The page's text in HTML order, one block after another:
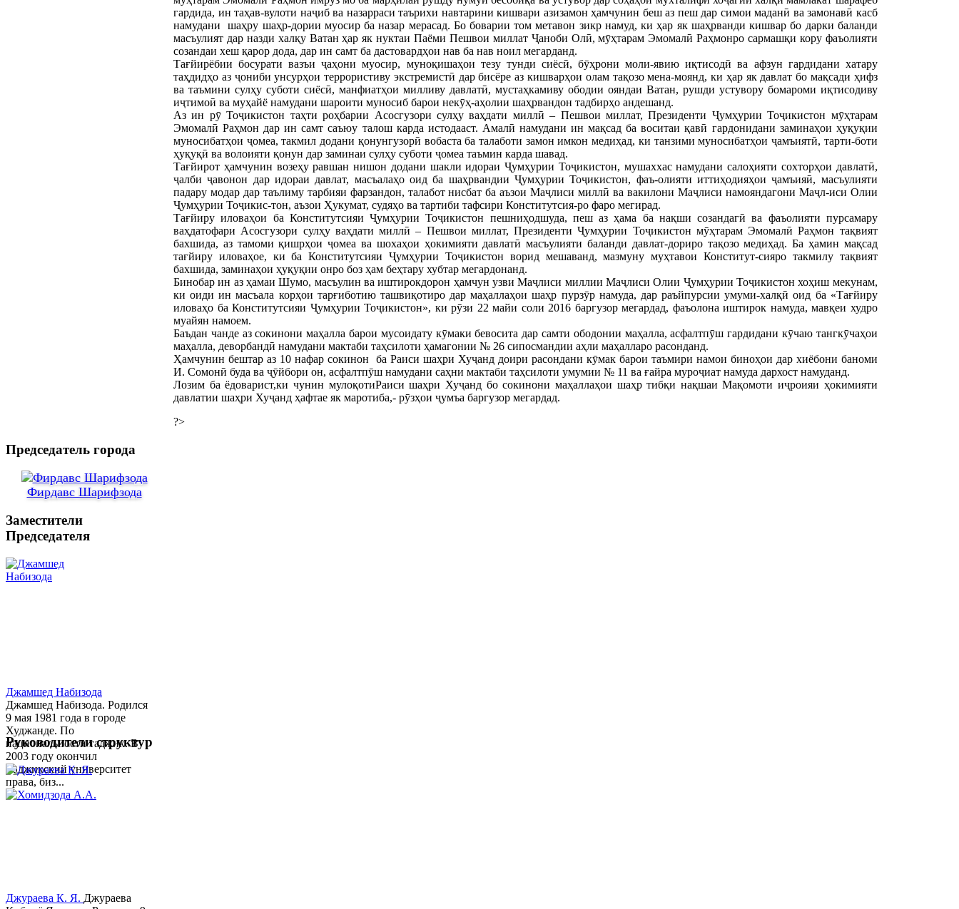
гардида, ин таҳав-вулоти наҷиб ва назарраси таърихи навтарини кишвари азизамон ҳамчунин беш аз пеш дар симои маданӣ ва замонавӣ касб
намудани шаҳру шаҳр-дории муосир ба назар мерасад. Бо боварии том метавон зикр намуд, ки ҳар як шаҳрванди кишвар бо дарки баланди
масъулият дар назди халқу Ватан ҳар як нуктаи Паёми Пешвои миллат Ҷаноби Олӣ, мӯҳтарам Эмомалӣ Раҳмонро сармашқи кору фаъолияти
созандаи хеш қарор дода, дар ин самт ба дастовардҳои нав ба нав ноил мегарданд.
Тағйирёбии босурати вазъи ҷаҳони муосир, муноқишаҳои тезу тунди сиёсӣ, бӯҳрони моли-явию иқтисодӣ ва афзун гардидани хатару
таҳдидҳо аз ҷониби унсурҳои террористиву экстремистӣ дар бисёре аз кишварҳои олам тақозо мена-моянд, ки ҳар як давлат бо мақсади ҳифз
ва таъмини сулҳу суботи сиёсӣ, манфиатҳои милливу давлатӣ, мустаҳкамиву ободии ояндаи Ватан, рушди устувору бомароми иқтисодиву
иҷтимоӣ ва муҳайё намудани шароити муносиб барои некӯҳ-аҳолии шаҳрвандон тадбирҳо андешанд.
Аз ин рӯ Тоҷикистон таҳти роҳбарии Асосгузори сулҳу ваҳдати миллӣ – Пешвои миллат, Президенти Ҷумҳурии Тоҷикистон мӯҳтарам
Эмомалӣ Раҳмон дар ин самт саъюу талош карда истодааст. Амалӣ намудани ин мақсад ба воситаи қавӣ гардонидани заминаҳои ҳуқуқии
муносибатҳои ҷомеа, такмил додани қонунгузорӣ вобаста ба талаботи замон имкон медиҳад, ки танзими муносибатҳои ҷамъиятӣ, тарти-боти
ҳуқуқӣ ва волоияти қонун дар заминаи сулҳу суботи ҷомеа таъмин карда шавад.
Тағйирот ҳамчунин возеҳу равшан нишон додани шакли идораи Ҷумҳурии Тоҷикистон, мушаххас намудани салоҳияти сохторҳои давлатӣ,
ҷалби ҷавонон дар идораи давлат, масъалаҳо оид ба шаҳрвандии Ҷумҳурии Тоҷикистон, фаъ-олияти иттиҳодияҳои ҷамъияӣ, масъулияти
падару модар дар таълиму тарбияи фарзандон, талабот нисбат ба аъзои Маҷлиси миллӣ ва вакилони Маҷлиси намояндагони Маҷл-иси Олии
Ҷумҳурии Тоҷикис-тон, аъзои Ҳукумат, судяҳо ва тартиби тафсири Конститутсия-ро фаро мегирад.
Тағйиру иловаҳои ба Конститутсияи Ҷумҳурии Тоҷикистон пешниҳодшуда, пеш аз ҳама ба нақши созандагӣ ва фаъолияти пурсамару
ваҳдатофари Асосгузори сулҳу ваҳдати миллӣ – Пешвои миллат, Президенти Ҷумҳурии Тоҷикистон мӯҳтарам Эмомалӣ Раҳмон тақвият
бахшида, аз тамоми қишрҳои ҷомеа ва шохаҳои ҳокимияти давлатӣ масъулияти баланди давлат-дориро тақозо медиҳад. Ба ҳамин мақсад
тағйиру иловаҳое, ки ба Конститутсияи Ҷумҳурии Тоҷикистон ворид мешаванд, мазмуну муҳтавои Конститут-сияро такмилу тақвият
бахшида, заминаҳои ҳуқуқии онро боз ҳам беҳтару хубтар мегардонанд.
Бинобар ин аз ҳамаи Шумо, масъулин ва иштирокдорон ҳамчун узви Маҷлиси миллии Маҷлиси Олии Ҷумҳурии Тоҷикистон хоҳиш мекунам,
ки оиди ин масъала корҳои тарғиботию ташвиқотиро дар маҳаллаҳои шаҳр пурзӯр намуда, дар раъйпурсии умуми-халқӣ оид ба «Тағйиру
иловаҳо ба Конститутсияи Ҷумҳурии Тоҷикистон», ки рӯзи 22 майи соли 2016 баргузор мегардад, фаъолона иштирок намуда, мавқеи худро
муайян намоем.
Баъдан чанде аз сокинони маҳалла барои мусоидату кӯмаки бевосита дар самти ободонии маҳалла, асфалтпӯш гардидани кӯчаю тангкӯчаҳои
маҳалла, деворбандӣ намудани мактаби таҳсилоти ҳамагонии № 26 сипосмандии аҳли маҳалларо расонданд.
Ҳамчунин бештар аз 10 нафар сокинон ба Раиси шаҳри Хуҷанд доири расондани кӯмак барои таъмири намои биноҳои дар хиёбони баноми
И. Сомонӣ буда ва ҷӯйбори он, асфалтпӯш намудани саҳни мактаби таҳсилоти умумии № 11 ва ғайра муроҷиат намуда дархост намуданд.
Лозим ба ёдоварист,ки чунин мулоқотиРаиси шаҳри Хуҷанд бо сокинони маҳаллаҳои шаҳр тибқи нақшаи Мақомоти иҷроияи ҳокимияти
давлатии шаҳри Хуҷанд ҳафтае як маротиба,- рӯзҳои ҷумъа баргузор мегардад.
?>
Председатель города
Фирдавс Шарифзода
Заместители
Председателя
Джамшед Набизода
Джамшед Набизода. Родился
9 мая 1981 года в городе
Худжанде. По
национальности таджик. В
2003 году окончил
Таджикский университет
права, биз...
Руководители структур
Джураева К. Я. Джураева